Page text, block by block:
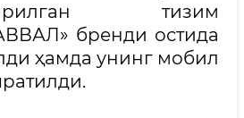
тизим
бренди остида
ҳамда унинг мобил